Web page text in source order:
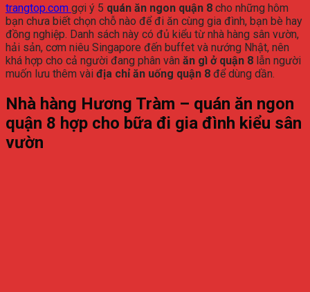
trangtop.com gợi ý 5 quán ăn ngon quận 8 cho những hôm
bạn chưa biết chọn chỗ nào đểđi ăn cùng gia đình, bạn bè hay
đồng nghiệp. Danh sách này có đủ kiểu từ nhà hàng sân vườn,
hải sản, cơm niêu Singapore đến buffet và nướng Nhật, nên
khá hợp cho cả người đang phân vân ăn gì ở quận 8 lẫn người
muốn lưu thêm vài địa chỉăn uống quận 8 đểdùng dần.
Nhà hàng Hương Tràm – quán ăn ngon
quận 8 hợp cho bữa đi gia đình kiểu sân
vườn